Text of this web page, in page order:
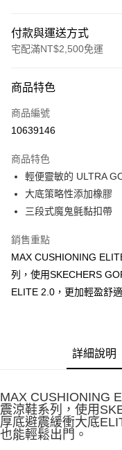
付款與運送方式
宅配滿NT$2,500免運
信用卡一次付款
LINE Pay
相關說明
【大哥付你分期使用說明】
1.本服務由台灣大哥大提供
2.付款方式選擇「大哥付你
流程，驗證手機門號後，選
3.實際核准額度、可分期數
4.訂單成立30分鐘內，如未
消。如遇「轉專審核」未通
法說明評估內容。
【繳款方式說明】
用戶於交易時，得透過本服
買賣價金債權讓與本公司後
2.基於同意付款使用「大哥
資料（包含姓名、電話或地
由本公司與您本人進行分期
ATM付款
宅配
商品特色
商品編號
10639146
商品特色
輕便靈敏的 ULTRA
大底策略性添加橡膠
三段式魔鬼氈黏扣帶
銷售重點
MAX CUSHIONING
列，使用SKECHERS
ELITE 2.0，更加輕盈舒
詳細說明
MAX CUSHIONING
震涼鞋系列，使用
厚底避震緩衝大底
也能輕鬆出門。